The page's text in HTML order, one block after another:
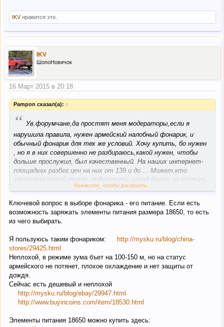
IKVнравится это.
IKV
ШопоНовичок
16 Март 2015 в 20:18
Pampon сказал(а): ↑
“ Ув.форумчане,да простят меня модераторы,если я
нарушила правила, нужен армейский налобный фонарик, и
обычный фонарик для тех же условий. Хочу купить, бо нужен
, но я в них совершенно не разбираюсь,какой нужен, чтобы
дольше прослужил, был качественный. На наших интернет-
площадках разбег цен на них от 139 и до.... Может,кто
заказывал такой товар, поделитесь ,какой брали, за сколько,
чтобы за вменяемые деньги. Можно в личку. Очень жду
помощи!
Нажмите, чтобы раскрыть...
Ключевой вопрос в выборе фонарика - его питание. Если есть
возможность заряжать элементы питания размера 18650, то есть
из чего выбирать.
Я пользуюсь таким фонариком:
http://mysku.ru/blog/china-
stores/29425.html
Неплохой, в режиме зума бъет на 100-150 м, но на статус
армейского не потянет, плохое охлаждение и нет защиты от
дождя.
Сейчас есть дешевый и неплохой
http://mysku.ru/blog/ebay/29947.html
http://www.buyincoins.com/item/18530.html
Элементы питания 18650 можно купить здесь: